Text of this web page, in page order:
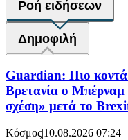
Ροή ειδήσεων
Δημοφιλή
Guardian: Πιο κοντά
Βρετανία ο Μπέρναμ
σχέση» μετά το
Κόσμος|10.08.2026 07:24